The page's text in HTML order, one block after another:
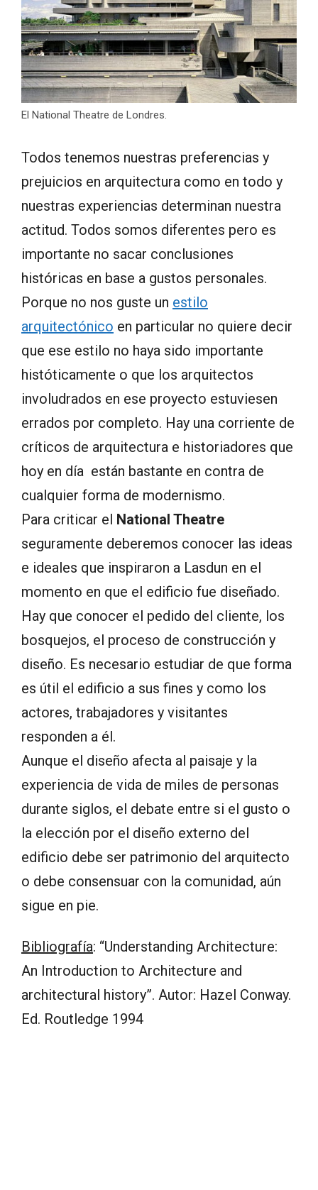
El National Theatre de Londres.
Todos tenemos nuestras preferencias y
prejuicios en arquitectura como en todo y
nuestras experiencias determinan nuestra
actitud. Todos somos diferentes pero es
importante no sacar conclusiones
históricas en base a gustos personales.
Porque no nos guste un estilo
arquitectónico en particular no quiere decir
que ese estilo no haya sido importante
históticamente o que los arquitectos
involudrados en ese proyecto estuviesen
errados por completo. Hay una corriente de
críticos de arquitectura e historiadores que
hoy en día están bastante en contra de
cualquier forma de modernismo.
Para criticar el National Theatre
seguramente deberemos conocer las ideas
e ideales que inspiraron a Lasdun en el
momento en que el edificio fue diseñado.
Hay que conocer el pedido del cliente, los
bosquejos, el proceso de construcción y
diseño. Es necesario estudiar de que forma
es útil el edificio a sus fines y como los
actores, trabajadores y visitantes
responden a él.
Aunque el diseño afecta al paisaje y la
experiencia de vida de miles de personas
durante siglos, el debate entre si el gusto o
la elección por el diseño externo del
edificio debe ser patrimonio del arquitecto
o debe consensuar con la comunidad, aún
sigue en pie.
Bibliografía: “Understanding Architecture:
An Introduction to Architecture and
architectural history”. Autor: Hazel Conway.
Ed. Routledge 1994